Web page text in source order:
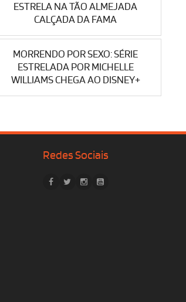
ESTRELA NA TÃO ALMEJADA
CALÇADA DA FAMA
MORRENDO POR SEXO: SÉRIE
ESTRELADA POR MICHELLE
WILLIAMS CHEGA AO DISNEY+
Redes Sociais